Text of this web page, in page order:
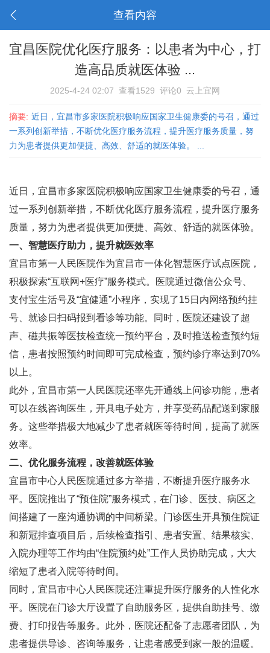
查看内容
宜昌医院优化医疗服务：以患者为中心，打
造高品质就医体验 ...
2025-4-24 02:07 查看1529 评论0 云上宜网
摘要: 近日，宜昌市多家医院积极响应国家卫生健康委的号召，通过
一系列创新举措，不断优化医疗服务流程，提升医疗服务质量，努
力为患者提供更加便捷、高效、舒适的就医体验。 ...
近日，宜昌市多家医院积极响应国家卫生健康委的号召，通
过一系列创新举措，不断优化医疗服务流程，提升医疗服务
质量，努力为患者提供更加便捷、高效、舒适的就医体验。
一、智慧医疗助力，提升就医效率
宜昌市第一人民医院作为宜昌市一体化智慧医疗试点医院，
积极探索“互联网+医疗”服务模式。医院通过微信公众号、
支付宝生活号及“宜健通”小程序，实现了15日内网络预约挂
号、就诊日扫码报到看诊等功能。同时，医院还建设了超
声、磁共振等医技检查统一预约平台，及时推送检查预约短
信，患者按照预约时间即可完成检查，预约诊疗率达到70%
以上。
此外，宜昌市第一人民医院还率先开通线上问诊功能，患者
可以在线咨询医生，开具电子处方，并享受药品配送到家服
务。这些举措极大地减少了患者就医等待时间，提高了就医
效率。
二、优化服务流程，改善就医体验
宜昌市中心人民医院通过多方举措，不断提升医疗服务水
平。医院推出了“预住院”服务模式，在门诊、医技、病区之
间搭建了一座沟通协调的中间桥梁。门诊医生开具预住院证
和新冠排查项目后，后续检查指引、患者安置、结果核实、
入院办理等工作均由“住院预约处”工作人员协助完成，大大
缩短了患者入院等待时间。
同时，宜昌市中心人民医院还注重提升医疗服务的人性化水
平。医院在门诊大厅设置了自助服务区，提供自助挂号、缴
费、打印报告等服务。此外，医院还配备了志愿者团队，为
患者提供导诊、咨询等服务，让患者感受到家一般的温暖。